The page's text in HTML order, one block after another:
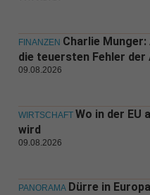
FINANZEN Charlie
die teuersten Fehler der
09.08.2026
WIRTSCHAFT Wo in der EU
wird
09.08.2026
PANORAMA Dürre in